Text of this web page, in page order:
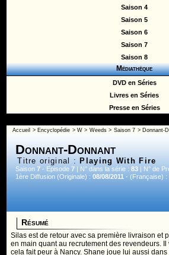
Saison 4
Saison 5
Saison 6
Saison 7
Saison 8
Médiathèque
DVD en Séries
Livres en Séries
Presse en Séries
Accueil > Encyclopédie >W > Weeds> Saison 7 > Donnant-
Donnant-Donnant
Titre original : Playing With Fire
Saison7 - Episode7 | N° dans la série :83 | N° de
1ère Diffusion (Originale) :08/08/2011 - (Française) :
Résumé
Silas est de retour avec sa première livraison et
en main quant au recrutement des revendeurs.
cela fait peur à Nancy. Shane joue lui aussi